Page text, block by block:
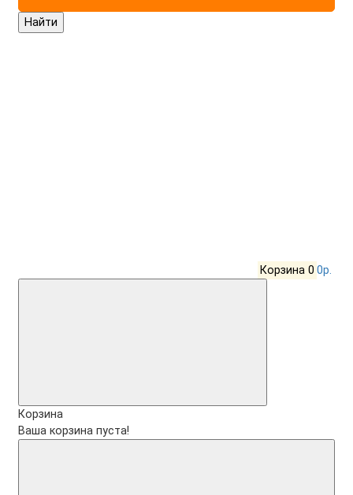
Найти
Корзина 0 0р.
Корзина
Ваша корзина пуста!